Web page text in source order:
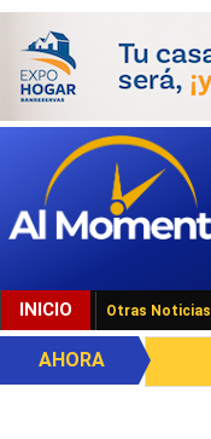
INICIO Otras Noticias
AHORA